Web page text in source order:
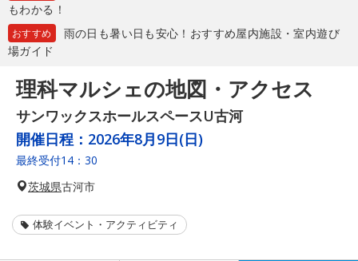
もわかる！
おすすめ
雨の日も暑い日も安心！おすすめ屋内施設・室内遊び
場ガイド
理科マルシェの地図・アクセス
サンワックスホールスペースU古河
開催日程： 2026年8月9日(日)
最終受付14：30
茨城県古河市
体験イベント・アクティビティ